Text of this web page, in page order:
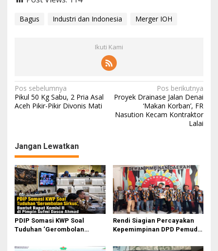
Bagus Industri dan Indonesia Merger IOH
Ikuti Kami
N
a
g
a
s
i
p
o
s
Pos sebelumnya
Pikul 50 Kg Sabu, 2 Pria Asal
Aceh Pikir-Pikir Divonis Mati
Pos berikutnya
Proyek Drainase Jalan Denai
‘Makan Korban’, FR
Nasution Kecam Kontraktor
Lalai
Jangan Lewatkan
PDIP Somasi KWP Soal
Tuduhan ‘Gerombolan
II Dipimpin Sufmi Dasco
Rendi Siagian Percayakan
Kepemimpinan DPD Pemuda
kepada Josef Sembiring